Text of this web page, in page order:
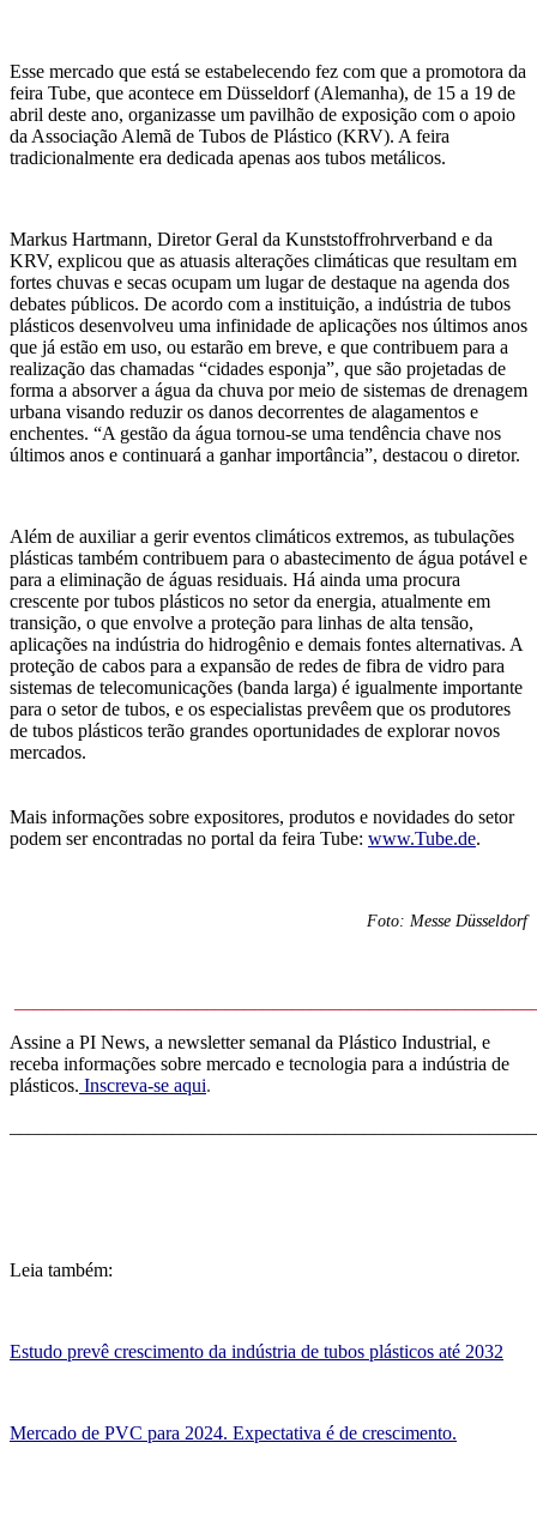
Esse mercado que está se estabelecendo fez com que a promotora da
feira Tube, que acontece em Düsseldorf(Alemanha), de 15 a 19 de
abril deste ano, organizasse um pavilhão de exposição com o apoio
da Associação Alemã de Tubos de Plástico (KRV). A feira
tradicionalmente era dedicada apenas aos tubos metálicos.
Markus Hartmann, Diretor Geral da Kunststoffrohrverband e da
KRV, explicou que as atuasis alterações climáticas que resultam em
fortes chuvas e secas ocupam um lugar de destaque na agenda dos
debates públicos. De acordo com a instituição, a indústria de tubos
plásticos desenvolveu uma infinidade de aplicações nos últimos anos
que já estão em uso, ou estarão em breve, e que contribuem para a
realização das chamadas “cidades esponja”, que são projetadas de
forma a absorver a água da chuva por meio de sistemas de drenagem
urbana visando reduzir os danos decorrentes de alagamentos e
enchentes. “A gestão da água tornou-se uma tendência chave nos
últimos anos e continuará a ganhar importância”, destacou o diretor.
Além de auxiliar a gerir eventos climáticos extremos, as tubulações
plásticas também contribuem para o abastecimento de água potável e
para a eliminação de águas residuais. Há ainda uma procura
crescente portubos plásticos no setor da energia, atualmente em
transição, o que envolve a proteção para linhas de alta tensão,
aplicações na indústria do hidrogênio e demais fontes alternativas. A
proteção de cabos para a expansão de redes de fibra de vidro para
sistemas de telecomunicações (banda larga) é igualmente importante
para o setor de tubos, e os especialistas prevêem que os produtores
de tubos plásticos terão grandes oportunidades de explorarnovos
mercados.
Mais informações sobre expositores, produtos e novidades do setor
podem ser encontradas no portal da feira Tube: www.Tube.de.
Foto: Messe Düsseldorf
Assine a PI News, a newsletter semanal da Plástico Industrial, e
receba informações sobre mercado e tecnologia para a indústria de
plásticos. Inscreva-se aqui.
Leia também:
Estudo prevê crescimento da indústria de tubos plásticos até 2032
Mercado de PVC para 2024. Expectativa é de crescimento.